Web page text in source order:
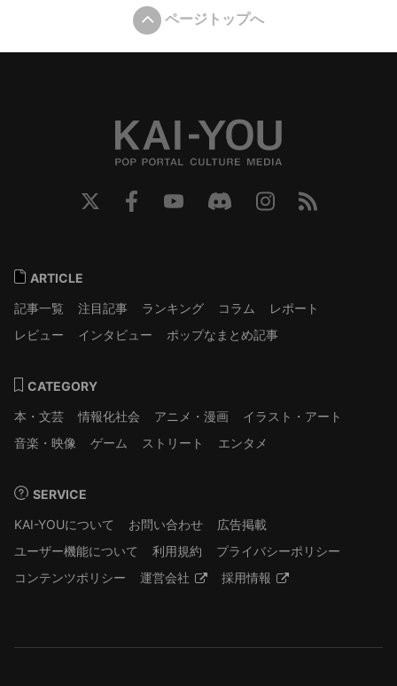
ページトップへ
ARTICLE
記事一覧
注目記事 ランキング コラム
レポート
レビュー
インタビュー ポップなまとめ記事
CATEGORY
本・文芸
情報化社会 アニメ・漫画
イラスト・アート
音楽・映像
ゲーム ストリート エンタメ
SERVICE
KAI-YOUについて
お問い合わせ
広告掲載
ユーザー機能について
利用規約
プライバシーポリシー
コンテンツポリシー
運営会社 採用情報